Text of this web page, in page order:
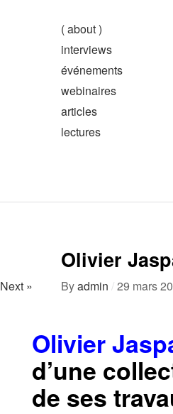
( about )
interviews
événements
webinaires
articles
lectures
Olivier
Next » Byadmin /29 mars
Olivier
d’une
de ses